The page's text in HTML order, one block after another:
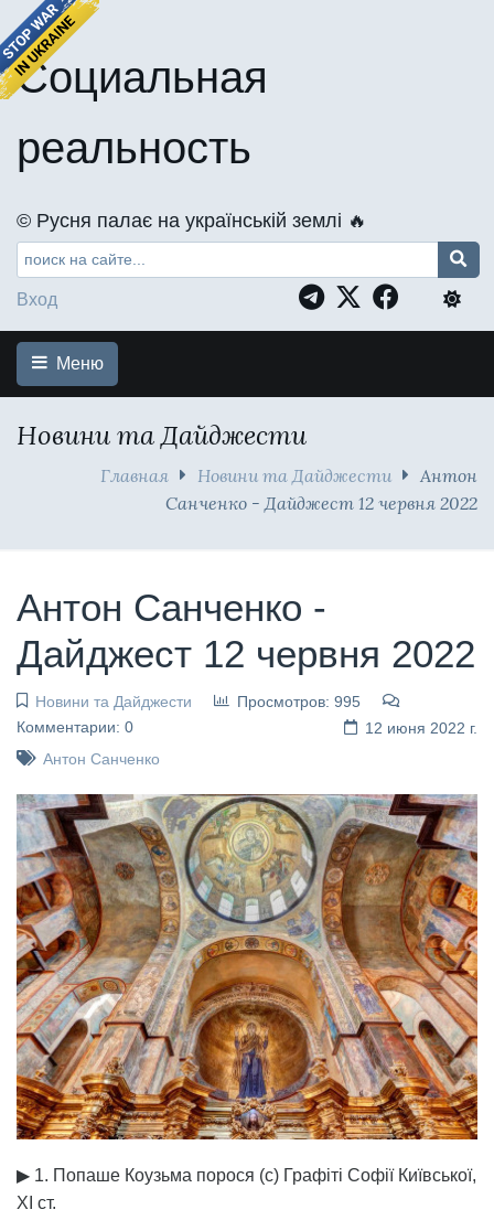
Социальная
реальность
©️ Русня палає на українській землі 🔥
Вход
Меню
Новини та Дайджести
Главная Новини та Дайджести
Антон
Санченко - Дайджест 12 червня 2022
Антон Санченко -
Дайджест 12 червня 2022
Новини та Дайджести
Просмотров: 995
Комментарии: 0
12 июня 2022 г.
Антон Санченко
▶ 1. Попаше Коузьма порося (с) Графіті Софії Київської,
ХІ ст.